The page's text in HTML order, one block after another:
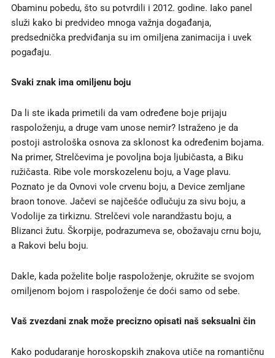
Obaminu pobedu, što su potvrdili i 2012. godine. Iako panel
služi kako bi predvideo mnoga važnja događanja,
predsednička predviđanja su im omiljena zanimacija i uvek
pogađaju.
Svaki znak ima omiljenu boju
Da li ste ikada primetili da vam određene boje prijaju
raspoloženju, a druge vam unose nemir? Istraženo je da
postoji astrološka osnova za sklonost ka određenim bojama.
Na primer, Strelčevima je povoljna boja ljubičasta, a Biku
ružičasta. Ribe vole morskozelenu boju, a Vage plavu.
Poznato je da Ovnovi vole crvenu boju, a Device zemljane
braon tonove. Jačevi se najčešće odlučuju za sivu boju, a
Vodolije za tirkiznu. Strelčevi vole narandžastu boju, a
Blizanci žutu. Škorpije, podrazumeva se, obožavaju crnu boju,
a Rakovi belu boju.
Dakle, kada poželite bolje raspoloženje, okružite se svojom
omiljenom bojom i raspoloženje će doći samo od sebe.
Vaš zvezdani znak može precizno opisati naš seksualni čin
Kako podudaranje horoskopskih znakova utiče na romantičnu